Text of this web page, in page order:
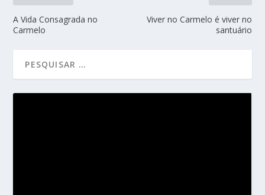
A Vida Consagrada no
Carmelo
Viver no Carmelo é viver no
santuário